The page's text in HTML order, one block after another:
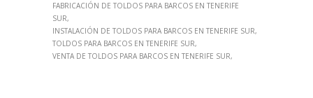
FABRICACIÓN DE TOLDOS PARA BARCOS EN TENERIFE
SUR
INSTALACIÓN DE TOLDOS PARA BARCOS EN TENERIFE SUR
TOLDOS PARA BARCOS EN TENERIFE SUR
VENTA DE TOLDOS PARA BARCOS EN TENERIFE SUR